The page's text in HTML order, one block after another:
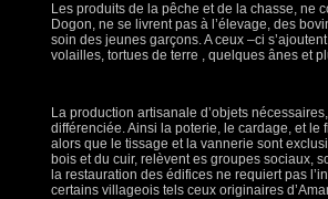
Les produits de la pêche et de la chasse, ne
Dogon, ne se livrent pas à l’élevage, des
soin des jeunes garçons. A ceux –ci
volailles, tortues de terre , quelques ânes et
La production artisanale d’objets
différenciée. Ainsi la poterie, le cardage, et
alors que le tissage et la vannerie sont
bois et du cuir, relèvent es groupes sociaux,
la restauration des édifices ne requiert pas
certains villageois tels ceux originaires